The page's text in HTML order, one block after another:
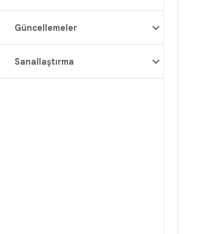
Güncellemeler
Sanallaştırma